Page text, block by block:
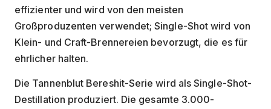
effizienter und wird von den meisten
Großproduzenten verwendet; Single-Shot wird von
Klein- und Craft-Brennereien bevorzugt, die es für
ehrlicher halten.
Die Tannenblut Bereshit-Serie wird als Single-Shot-
Destillation produziert. Die gesamte 3.000-